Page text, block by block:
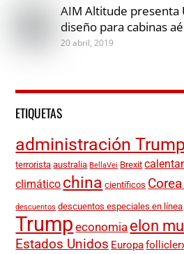
AIM Altitude presenta
diseño para cabinas
20 abril, 2019
ETIQUETAS
administración Trump
terrorista australia BellaVei Brexit
climático china científicos
descuentos descuentos especiales en línea
Trump economia elon
Estados Unidos Europa